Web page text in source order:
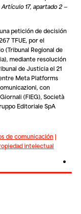
17, apartado 2 —
petición de decisión
TFUE, por el
(Tribunal Regional de
mediante resolución
de Justicia el 21
Meta Platforms
, con
(FIEG), Società
Editoriale SpA
de comunicación|
intelectual